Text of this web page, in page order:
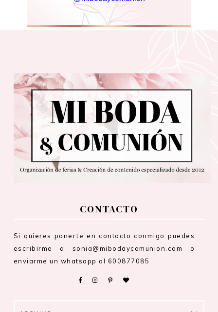
CONTACTO
Si quieres ponerte en contacto conmigo puedes
escribirme a sonia@mibodaycomunion.com o
enviarme un whatsapp al 600877085